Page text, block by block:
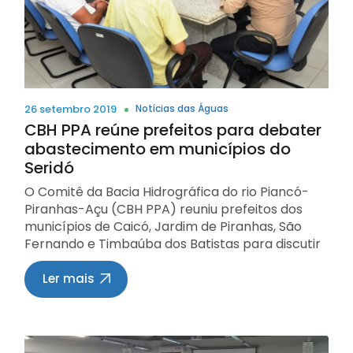
26 setembro 2019 Notícias das Águas
CBH PPA reúne prefeitos para debater
abastecimento em municípios do
Seridó
O Comitê da Bacia Hidrográfica do rio Piancó-
Piranhas-Açu (CBH PPA) reuniu prefeitos dos
municípios de Caicó, Jardim de Piranhas, São
Fernando e Timbaúba dos Batistas para discutir
a garantia e manutenção do abastecimento
d’água nas referidas cidades. A reunião
aconteceu na manhã desta quarta-feira (18/09)
da Secretaria Estadual de Recursos Hídricos,
Ler mais